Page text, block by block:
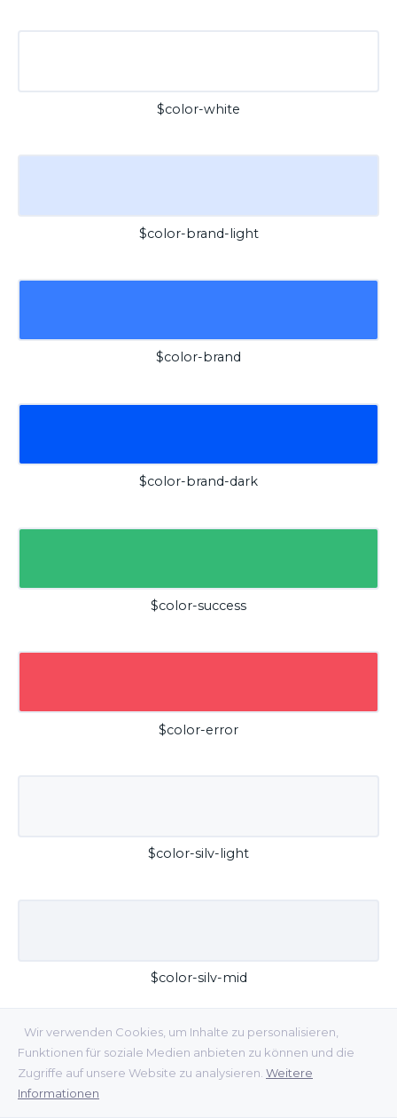
Wir verwenden Cookies, um Inhalte zu personalisieren,
Funktionen für soziale Medien anbieten zu können und die
Zugriffe auf unsere Website zu analysieren. Weitere
Informationen
$color-white
$color-brand-light
$color-brand
$color-brand-dark
$color-success
$color-error
$color-silv-light
$color-silv-mid